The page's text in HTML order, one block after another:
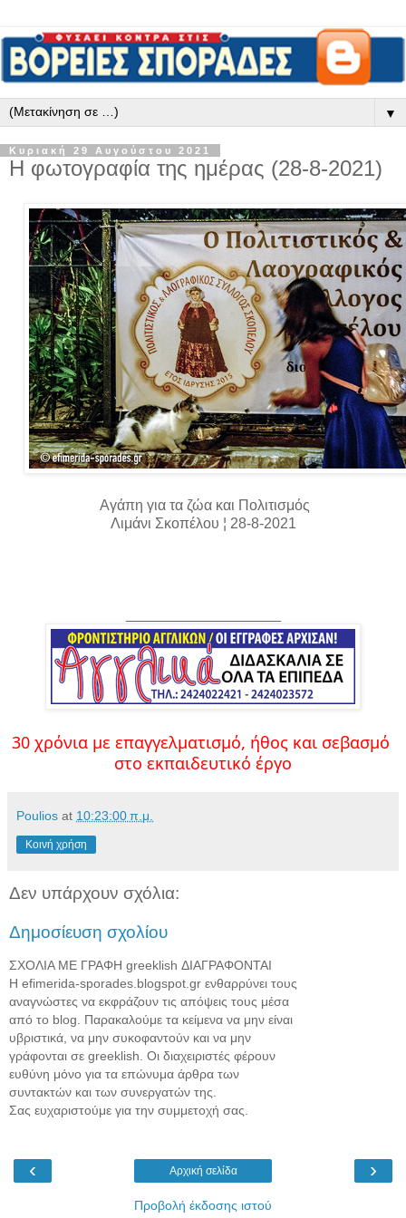
▼
Κυριακή 29 Αυγούστου 2021
Η φωτογραφία της ημέρας (28-8-2021)
Αγάπη για τα ζώα και Πολιτισμός
Λιμάνι Σκοπέλου ¦ 28-8-2021
30 χρόνια με επαγγελματισμό, ήθος και σεβασμό
στο εκπαιδευτικό έργο
Poulios at 10:23:00 π.μ.
Κοινή χρήση
Δεν υπάρχουν σχόλια:
Δημοσίευση σχολίου
ΣΧΟΛΙΑ ΜΕ ΓΡΑΦΗ greeklish ΔΙΑΓΡΑΦΟΝΤΑΙ
H efimerida-sporades.blogspot.gr ενθαρρύνει τους
αναγνώστες να εκφράζουν τις απόψεις τους μέσα
από τo blog. Παρακαλούμε τα κείμενα να μην είναι
υβριστικά, να μην συκοφαντούν και να μην
γράφονται σε greeklish. Οι διαχειριστές φέρουν
ευθύνη μόνο για τα επώνυμα άρθρα των
συντακτών και των συνεργατών της.
Σας ευχαριστούμε για την συμμετοχή σας.
‹ ›
Αρχική σελίδα
Προβολή έκδοσης ιστού